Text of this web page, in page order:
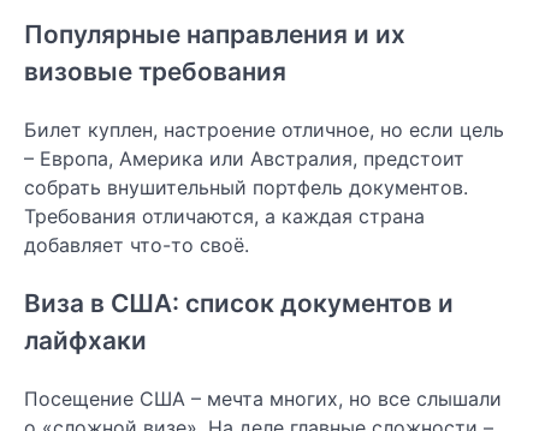
Популярные направления и их
визовые требования
Билет куплен, настроение отличное, но если цель
– Европа, Америка или Австралия, предстоит
собрать внушительный портфель документов.
Требования отличаются, а каждая страна
добавляет что-то своё.
Виза в США: список документов и
лайфхаки
Посещение США – мечта многих, но все слышали